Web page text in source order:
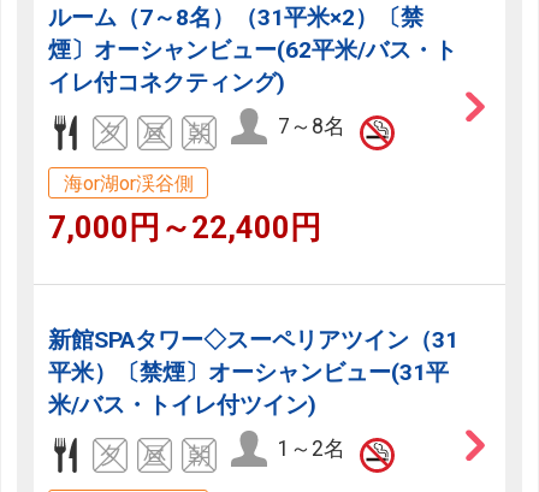
ルーム（7～8名）（31平米×2）〔禁
煙〕オーシャンビュー(62平米/バス・ト
イレ付コネクティング)
7～8名
海or湖or渓谷側
7,000円～22,400円
新館SPAタワー◇スーペリアツイン（31
平米）〔禁煙〕オーシャンビュー(31平
米/バス・トイレ付ツイン)
1～2名